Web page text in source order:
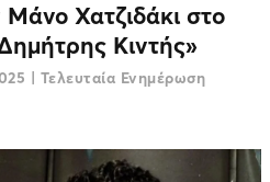
Χατζιδάκι στο
Κιντής»
| Τελευταία Ενημέρωση